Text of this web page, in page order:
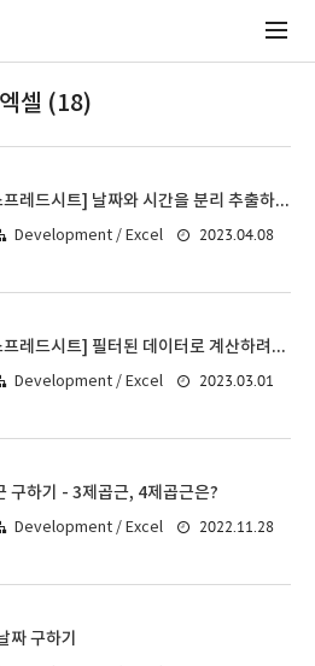
엑셀 (18)
[엑셀/구글스프레드시트] 날짜와 시간을 분리 추출하는 3가지 방법
Development / Excel 2023.04.08
[엑셀/구글스프레드시트] 필터된 데이터로 계산하려면 subtotal 함수를
Development / Excel 2023.03.01
구하기 - 3제곱근, 4제곱근은?
Development / Excel 2022.11.28
짜 구하기